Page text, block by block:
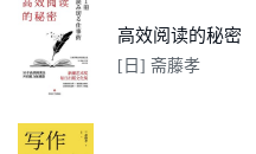
高效阅读的秘密
[日] 斋藤孝